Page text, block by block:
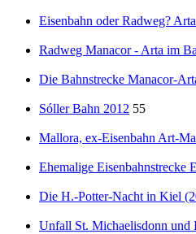
Eisenbahn oder Radweg?
Radweg Manacor - Arta im
Die Bahnstrecke Manacor-
Sóller Bahn 2012 55
Mallora, ex-Eisenbahn Art-
Ehemalige Eisenbahnstrecke
Die H.-Potter-Nacht in Kiel
Unfall St. Michaelisdonn und